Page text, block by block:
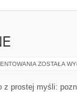
CHEMIA
CHEMICZNE
ZOSTAŁA
z prostej myśli: